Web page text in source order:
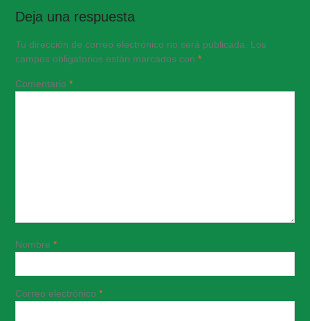
Deja una respuesta
Tu dirección de correo electrónico no será publicada.
Los
campos obligatorios están marcados con *
Comentario *
Nombre *
Correo electrónico *